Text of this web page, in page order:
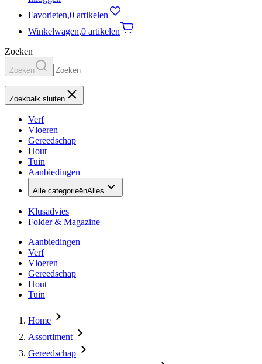
Favorieten,0 artikelen
Winkelwagen,0 artikelen
Zoeken
Zoeken
Zoekbalk sluiten
Verf
Vloeren
Gereedschap
Hout
Tuin
Aanbiedingen
Alle categorieënAlles
Klusadvies
Folder & Magazine
Aanbiedingen
Verf
Vloeren
Gereedschap
Hout
Tuin
Home
Assortiment
Gereedschap